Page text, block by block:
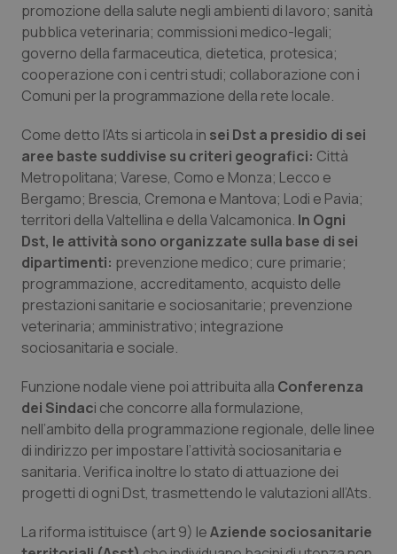
promozione della salute negli ambienti di lavoro; sanità
pubblica veterinaria; commissioni medico-legali;
governo della farmaceutica, dietetica, protesica;
cooperazione con i centri studi; collaborazione con i
Comuni per la programmazione della rete locale.
Come detto l’Ats si articola in sei Dst a presidio di sei
aree baste suddivise su criteri geografici: Città
Metropolitana; Varese, Como e Monza; Lecco e
Bergamo; Brescia, Cremona e Mantova; Lodi e Pavia;
territori della Valtellina e della Valcamonica. In Ogni
Dst, le attività sono organizzate sulla base di sei
dipartimenti: prevenzione medico; cure primarie;
programmazione, accreditamento, acquisto delle
prestazioni sanitarie e sociosanitarie; prevenzione
veterinaria; amministrativo; integrazione
sociosanitaria e sociale.
Funzione nodale viene poi attribuita alla Conferenza
dei Sindaci che concorre alla formulazione,
nell’ambito della programmazione regionale, delle linee
di indirizzo per impostare l’attività sociosanitaria e
sanitaria. Verifica inoltre lo stato di attuazione dei
progetti di ogni Dst, trasmettendo le valutazioni all’Ats.
La riforma istituisce (art 9) leAziende sociosanitarie